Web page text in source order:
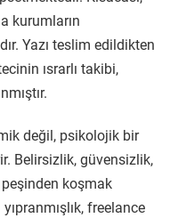
kurumların
Yazı teslim edildikten
ısrarlı takibi,
değil, psikolojik bir
Belirsizlik, güvensizlik,
koşmak
freelance